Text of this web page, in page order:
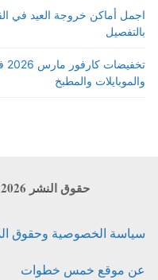
بالتفصيل
والموبايلات والمطبخ
حقوق النشر copyrights 2026 خمس خطوات
سياسة الخصوصية وحقوق
عن موقع خمس خطوات